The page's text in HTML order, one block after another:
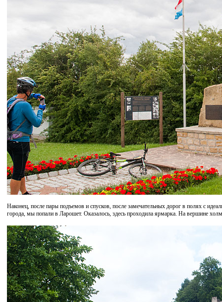
Наконец, после пары подъемов и спусков, после замечательных дорог в полях с
города, мы попали в Ларошет. Оказалось, здесь проходила ярмарка. На вершине